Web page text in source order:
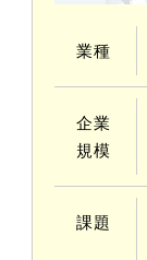
業種
企業
規模
課題